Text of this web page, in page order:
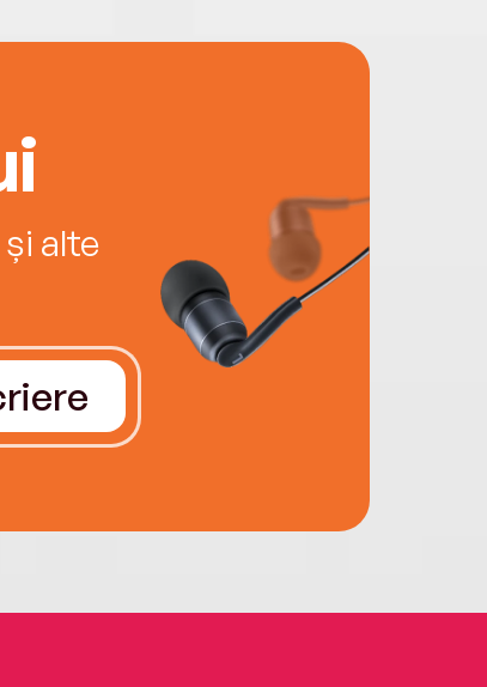
alte